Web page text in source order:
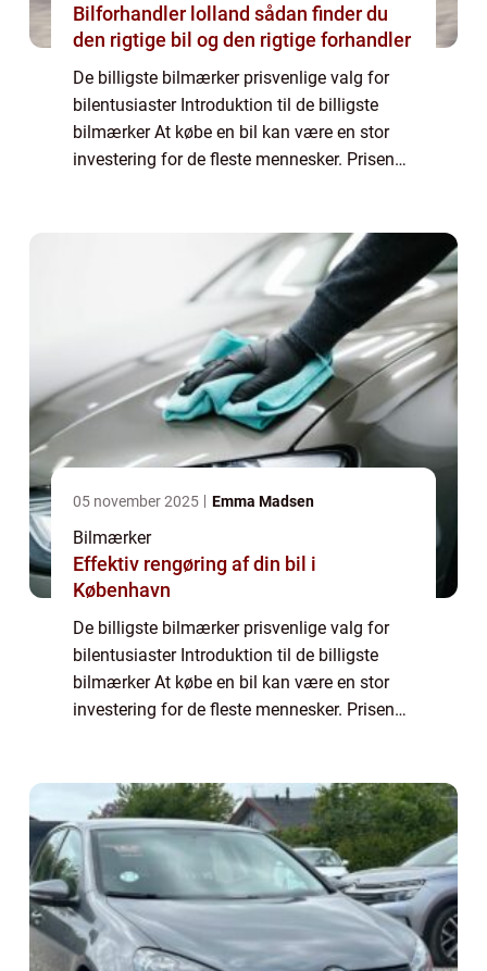
Bilforhandler lolland sådan finder du
den rigtige bil og den rigtige forhandler
De billigste bilmærker prisvenlige valg for
bilentusiaster Introduktion til de billigste
bilmærker At købe en bil kan være en stor
investering for de fleste mennesker. Prisen
05 november 2025 Emma Madsen
Bilmærker
Effektiv rengøring af din bil i
København
De billigste bilmærker prisvenlige valg for
bilentusiaster Introduktion til de billigste
bilmærker At købe en bil kan være en stor
investering for de fleste mennesker. Prisen